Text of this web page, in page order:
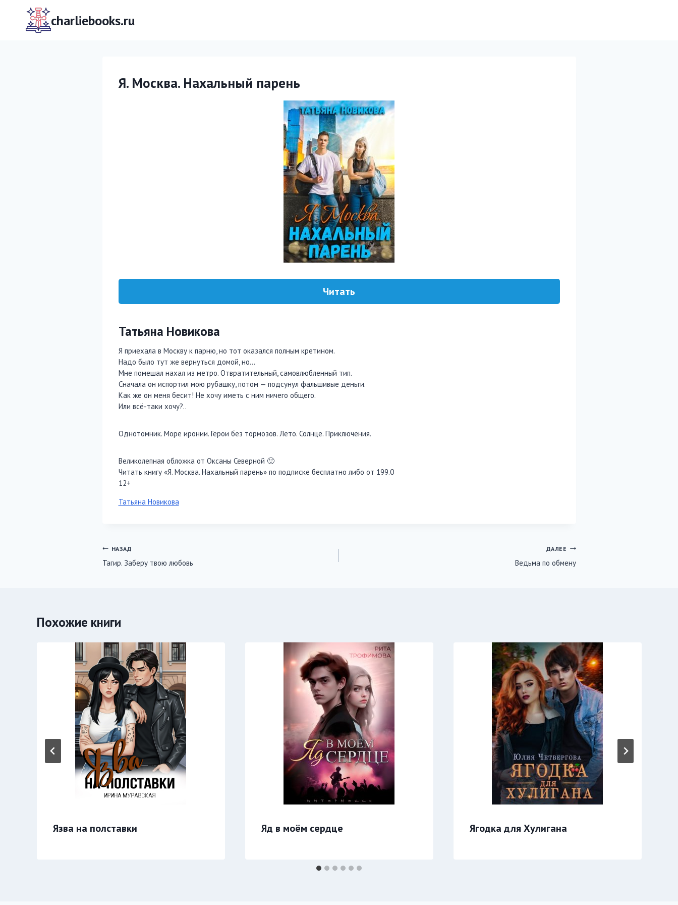
содержимому charliebooks.ru
Я. Москва. Нахальный парень
Читать
Татьяна Новикова
Я приехала в Москву к парню, но тот оказался полным кретином.
Надо было тут же вернуться домой, но…
Мне помешал нахал из метро. Отвратительный, самовлюбленный тип.
Сначала он испортил мою рубашку, потом — подсунул фальшивые деньги.
Как же он меня бесит! Не хочу иметь с ним ничего общего.
Или всё-таки хочу?..
Однотомник. Море иронии. Герои без тормозов. Лето. Солнце. Приключения.
Великолепная обложка от Оксаны Северной 🙂
Читать книгу «Я. Москва. Нахальный парень» по подписке бесплатно либо от 199.0
12+
Метки
Татьяна Новикова
Навигация
по
НАЗАД
Тагир. Заберу твою любовь
ДАЛЕЕ
Ведьма по обмену
Похожие книги
Язва на полставки Яд в моём сердце Ягодка для Хулигана